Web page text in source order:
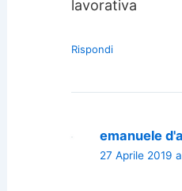
lavorativa
Rispondi
emanuele
27 Aprile 2019